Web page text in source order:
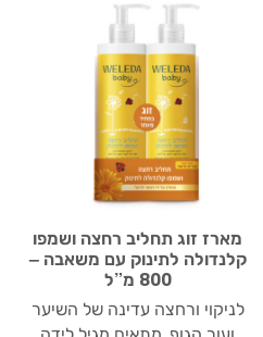
מארז זוג תחליב רחצה ושמפו
קלנדולה לתינוק עם משאבה –
800 מ”ל
לניקוי ורחצה עדינה של השיער